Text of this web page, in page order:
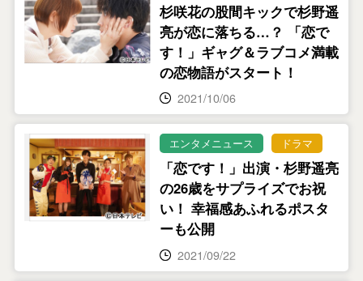
杉咲花の股間キックで杉野遥
亮が恋に落ちる…？ 「恋で
す！」ギャグ＆ラブコメ満載
の恋物語がスタート！
2021/10/06
エンタメニュース ドラマ
「恋です！」出演・杉野遥亮
の26歳をサプライズでお祝
い！ 幸福感あふれるポスタ
ーも公開
2021/09/22